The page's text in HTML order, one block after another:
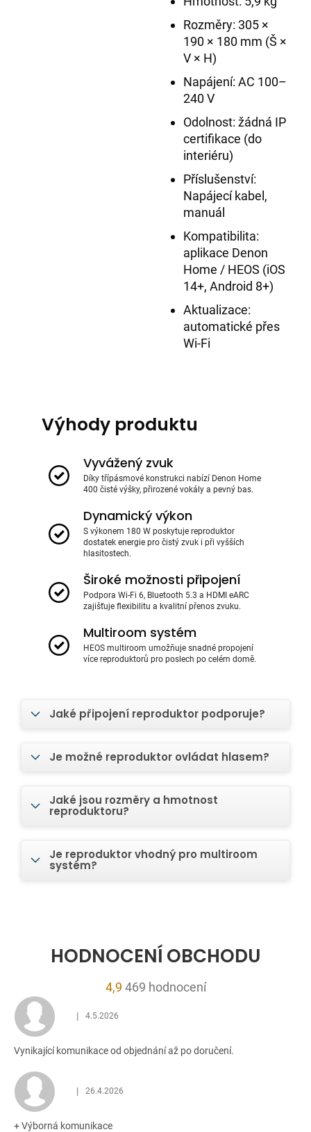
Rozměry: 305 ×
190 × 180 mm (Š ×
V × H)
Napájení: AC 100–
240 V
Odolnost: žádná IP
certifikace (do
interiéru)
Příslušenství:
Napájecí kabel,
manuál
Kompatibilita:
aplikace Denon
Home / HEOS (iOS
14+, Android 8+)
Aktualizace:
automatické přes
Wi-Fi
Výhody produktu
Vyvážený zvuk
Díky třípásmové konstrukci nabízí Denon Home
400 čisté výšky, přirozené vokály a pevný bas.
Dynamický výkon
S výkonem 180 W poskytuje reproduktor
dostatek energie pro čistý zvuk i při vyšších
hlasitostech.
Široké možnosti připojení
Podpora Wi-Fi 6, Bluetooth 5.3 a HDMI eARC
zajišťuje flexibilitu a kvalitní přenos zvuku.
Multiroom systém
HEOS multiroom umožňuje snadné propojení
více reproduktorů pro poslech po celém domě.
Jaké připojení reproduktor podporuje?
Je možné reproduktor ovládat hlasem?
Jaké jsou rozměry a hmotnost
reproduktoru?
Je reproduktor vhodný pro multiroom
systém?
HODNOCENÍ OBCHODU
4,9 Průměrné
4,9
469 hodnocení
Hodnocení obchodu je 5 z 5 hvězdiček.
| 4.5.2026
Vynikající komunikace od objednání až po doručení.
Hodnocení obchodu je 5 z 5 hvězdiček.
| 26.4.2026
+ Výborná komunikace